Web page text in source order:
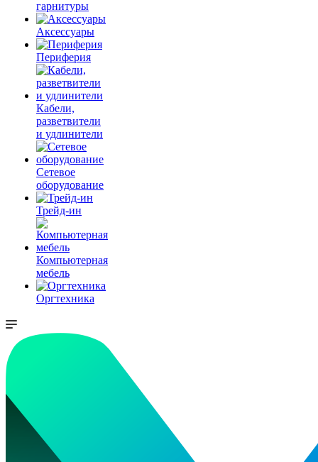
гарнитуры
Аксессуары
Периферия
Кабели,
разветвители
и удлинители
Сетевое
оборудование
Трейд-ин
Компьютерная
мебель
Оргтехника